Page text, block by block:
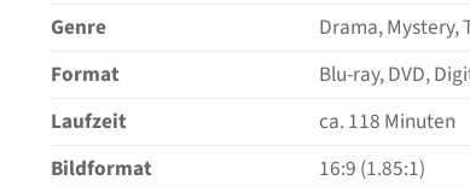
Genre
Drama, Mystery,
Format
Blu-ray, DVD,
Laufzeit
ca. 118 Minuten
Bildformat
16:9 (1.85:1)